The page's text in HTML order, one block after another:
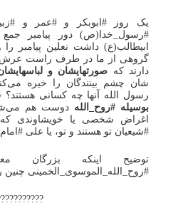
یک روز #ابوبکر و #عمر و
#رسول_خدا(ص) دور پیامبر
ابیطالب(ع) داشت نعلین پیامبر
گروهی از ما در طرف راست عرش
دارند که صورتهایشان و
شان چشم بینندگان را خیره
رسول الله آنها چه کسانی
بوسیله #روح_الله دوست هم
اغراض شخصی یا خویشاوندی که
#شیعیان تو هستند و تو، یا علی #امام
توضیح اینکه بزرگان
#روح_الله_الموسوی_الخمینی